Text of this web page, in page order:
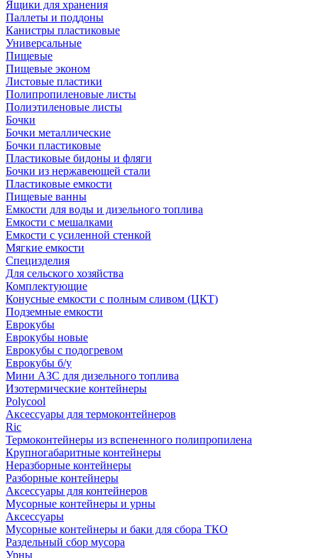
Ящики для хранения
Паллеты и поддоны
Канистры пластиковые
Универсальные
Пищевые
Пищевые эконом
Листовые пластики
Полипропиленовые листы
Полиэтиленовые листы
Бочки
Бочки металлические
Бочки пластиковые
Пластиковые бидоны и фляги
Бочки из нержавеющей стали
Пластиковые емкости
Пищевые ванны
Емкости для воды и дизельного топлива
Емкости с мешалками
Емкости с усиленной стенкой
Мягкие емкости
Специзделия
Для сельского хозяйства
Комплектующие
Конусные емкости с полным сливом (ЦКТ)
Подземные емкости
Еврокубы
Еврокубы новые
Еврокубы с подогревом
Еврокубы б/у
Мини АЗС для дизельного топлива
Изотермические контейнеры
Polycool
Аксессуары для термоконтейнеров
Ric
Термоконтейнеры из вспененного полипропилена
Крупногабаритные контейнеры
Неразборные контейнеры
Разборные контейнеры
Аксессуары для контейнеров
Мусорные контейнеры и урны
Аксессуары
Мусорные контейнеры и баки для сбора ТКО
Раздельный сбор мусора
Урны